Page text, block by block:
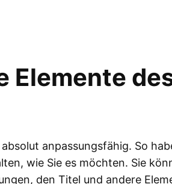
Elemente
anpassungsfähig. So
wie Sie es möchten. Sie
den Titel und andere